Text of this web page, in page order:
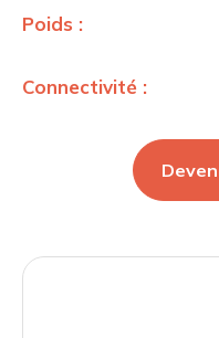
Poids :
Connectivité :